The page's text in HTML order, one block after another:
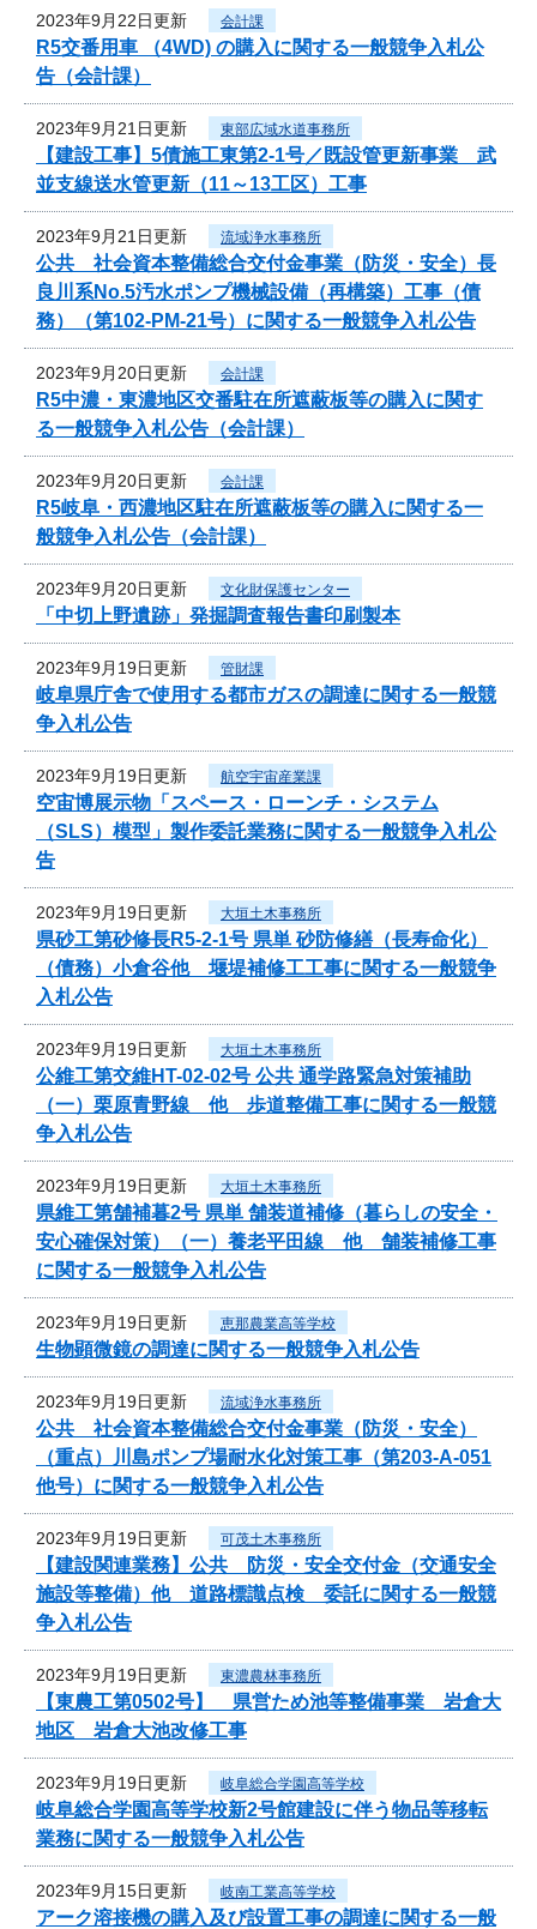
2023年9月22日更新 会計課
R5交番用車 （4WD) の購入に関する一般競争入札公
告（会計課）
2023年9月21日更新 東部広域水道事務所
【建設工事】5債施工東第2-1号／既設管更新事業 武
並支線送水管更新（11～13工区）工事
2023年9月21日更新 流域浄水事務所
公共 社会資本整備総合交付金事業（防災・安全）長
良川系No.5汚水ポンプ機械設備（再構築）工事（債
務）（第102-PM-21号）に関する一般競争入札公告
2023年9月20日更新 会計課
R5中濃・東濃地区交番駐在所遮蔽板等の購入に関す
る一般競争入札公告（会計課）
2023年9月20日更新 会計課
R5岐阜・西濃地区駐在所遮蔽板等の購入に関する一
般競争入札公告（会計課）
2023年9月20日更新 文化財保護センター
「中切上野遺跡」発掘調査報告書印刷製本
2023年9月19日更新 管財課
岐阜県庁舎で使用する都市ガスの調達に関する一般競
争入札公告
2023年9月19日更新 航空宇宙産業課
空宙博展示物「スペース・ローンチ・システム
（SLS）模型」製作委託業務に関する一般競争入札公
告
2023年9月19日更新 大垣土木事務所
県砂工第砂修長R5-2-1号 県単 砂防修繕（長寿命化）
（債務）小倉谷他 堰堤補修工工事に関する一般競争
入札公告
2023年9月19日更新 大垣土木事務所
公維工第交維HT-02-02号 公共 通学路緊急対策補助
（一）栗原青野線 他 歩道整備工事に関する一般競
争入札公告
2023年9月19日更新 大垣土木事務所
県維工第舗補暮2号 県単 舗装道補修（暮らしの安全・
安心確保対策）（一）養老平田線 他 舗装補修工事
に関する一般競争入札公告
2023年9月19日更新 恵那農業高等学校
生物顕微鏡の調達に関する一般競争入札公告
2023年9月19日更新 流域浄水事務所
公共 社会資本整備総合交付金事業（防災・安全）
（重点）川島ポンプ場耐水化対策工事（第203-A-051
他号）に関する一般競争入札公告
2023年9月19日更新 可茂土木事務所
【建設関連業務】公共 防災・安全交付金（交通安全
施設等整備）他 道路標識点検 委託に関する一般競
争入札公告
2023年9月19日更新 東濃農林事務所
【東農工第0502号】 県営ため池等整備事業 岩倉大
地区 岩倉大池改修工事
2023年9月19日更新 岐阜総合学園高等学校
岐阜総合学園高等学校新2号館建設に伴う物品等移転
業務に関する一般競争入札公告
2023年9月15日更新 岐南工業高等学校
アーク溶接機の購入及び設置工事の調達に関する一般